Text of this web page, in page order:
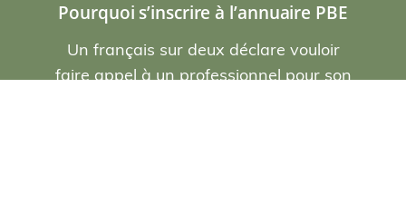
Pourquoi s’inscrire à l’annuaire PBE
Un français sur deux déclare vouloir
faire appel à un professionnel pour son